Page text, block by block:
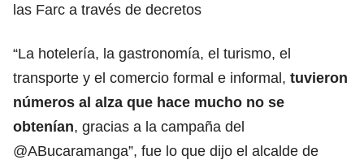
las Farc a través de decretos
“La hotelería, la gastronomía, el turismo, el
transporte y el comercio formal e informal, tuvieron
números al alza que hace mucho no se
obtenían, gracias a la campaña del
@ABucaramanga”, fue lo que dijo el alcalde de